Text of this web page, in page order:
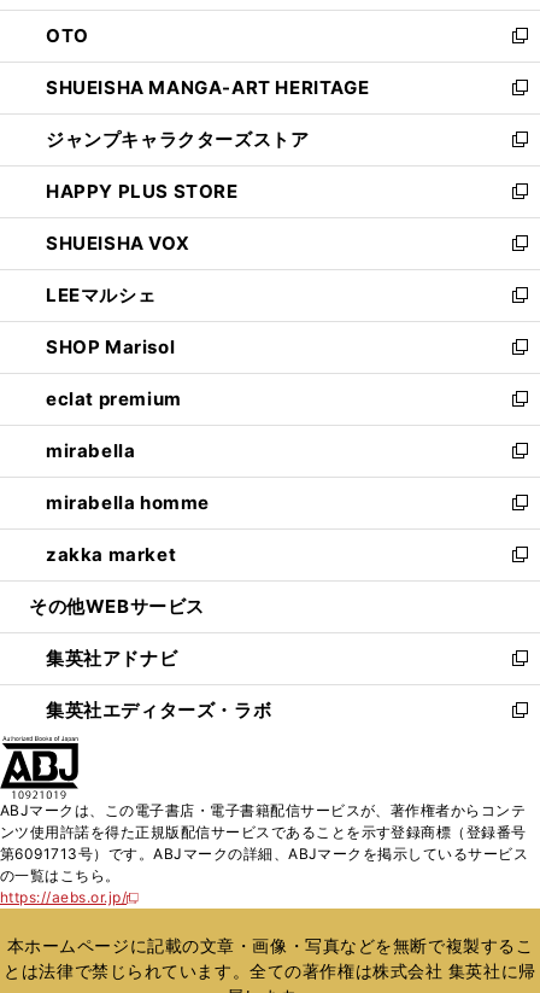
ウ
で
開
く
ン
ド
ウ
で
開
く
OTO
新
し
い
ウ
ィ
ン
ド
ウ
で
開
く
SHUEISHA MANGA-ART HERITAGE
新
し
い
ウ
ィ
ン
ド
ウ
で
開
く
ジャンプキャラクターズストア
新
し
い
ウ
ィ
ン
ド
ウ
で
開
く
HAPPY PLUS STORE
新
し
い
ウ
ィ
ン
ド
ウ
で
開
く
SHUEISHA VOX
新
し
い
ウ
ィ
ン
ド
ウ
で
開
く
LEEマルシェ
新
し
い
ウ
ィ
ン
ド
ウ
で
開
く
SHOP Marisol
新
し
い
ウ
ィ
ン
ド
ウ
で
開
eclat premium
新
し
い
ウ
ィ
ン
ド
ウ
開
く
mirabella
新
し
い
ウ
ィ
ン
ウ
で
開
く
mirabella homme
新
し
い
ウ
ン
ド
ウ
で
zakka market
新
し
ウ
ィ
ン
ド
く
その他WEBサービス
集英社アドナビ
新
し
い
ド
ウ
で
集英社エディターズ・ラボ
新
ィ
ン
ド
開
く
ABJマークは、この電子書店・電子書籍配信サービスが、著作権者からコンテ
ンツ使用許諾を得た正規版配信サービスであることを示す登録商標（登録番号
第6091713号）です。ABJマークの詳細、ABJマークを掲示しているサービス
の一覧はこちら。
https://aebs.or.jp/
新
い
ウ
ィ
本ホームページに記載の文章・画像・写真などを無断で複製するこ
とは法律で禁じられています。全ての著作権は株式会社 集英社に帰